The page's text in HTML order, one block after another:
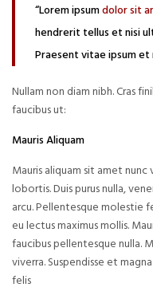
“Lorem ipsumdolor sit
hendrerit tellus et nisi
Praesent vitae ipsum et
Nullam non diam nibh. Cras
faucibus ut:
Mauris Aliquam
Mauris aliquam sit amet
lobortis. Duis purus nulla,
arcu. Pellentesque molestie
eu lectus maximus mollis.
faucibus pellentesque nulla.
viverra. Suspendisse et
felis